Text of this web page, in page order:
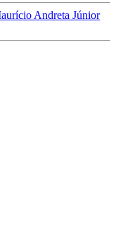
Andreta Júnior